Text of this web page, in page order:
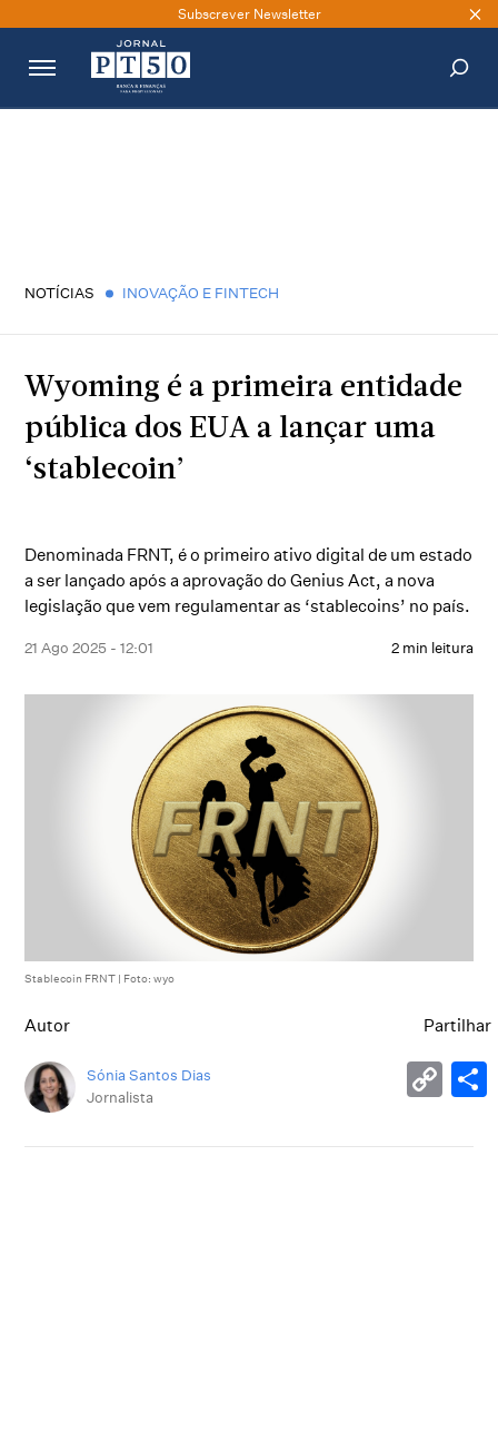
Subscrever Newsletter
NOTÍCIAS INOVAÇÃO E FINTECH
Wyoming é a primeira entidade
pública dos EUA a lançar uma
‘stablecoin’
Denominada FRNT, é o primeiro ativo digital de um estado
a ser lançado após a aprovação do Genius Act, a nova
legislação que vem regulamentar as ‘stablecoins’ no país.
21 Ago 2025 - 12:01 2 min leitura
Stablecoin FRNT | Foto: wyo
Autor
Sónia Santos Dias
Jornalista
Partilhar